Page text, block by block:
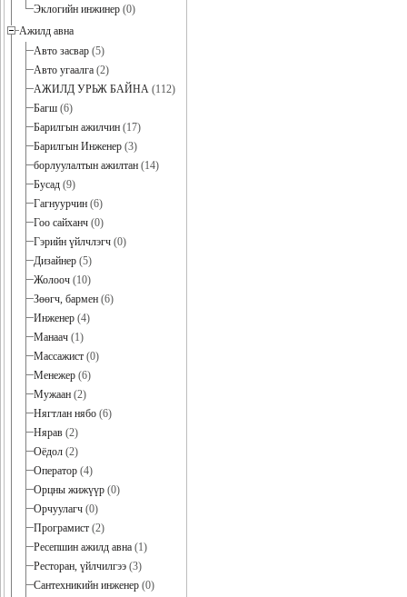
Эклогийн инжинер (0)
Ажилд авна
Авто засвар (5)
Авто угаалга (2)
АЖИЛД УРЬЖ БАЙНА (112)
Багш (6)
Барилгын ажилчин (17)
Барилгын Инженер (3)
борлуулалтын ажилтан (14)
Бусад (9)
Гагнуурчин (6)
Гоо сайханч (0)
Гэрийн үйлчлэгч (0)
Дизайнер (5)
Жолооч (10)
Зөөгч, бармен (6)
Инженер (4)
Манаач (1)
Массажист (0)
Менежер (6)
Мужаан (2)
Нягтлан нябо (6)
Нярав (2)
Оёдол (2)
Оператор (4)
Орцны жижүүр (0)
Орчуулагч (0)
Програмист (2)
Ресепшин ажилд авна (1)
Ресторан, үйлчилгээ (3)
Сантехникийн инженер (0)